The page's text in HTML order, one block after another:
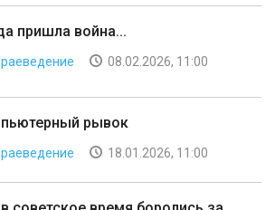
пришла война...
08.02.2026, 11:00
рывок
18.01.2026, 11:00